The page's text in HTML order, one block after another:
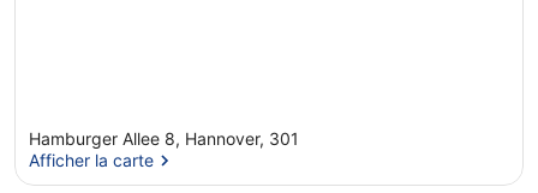
Hamburger Allee 8, Hannover, 301
Afficher la carte